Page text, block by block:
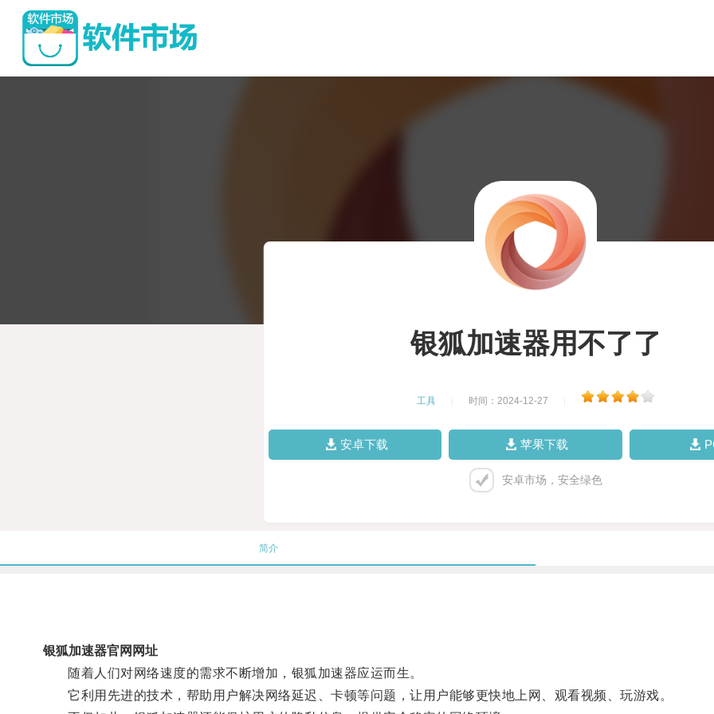
银狐加速器用不了了
工具 时间：2024-12-27
安卓下载 苹果下载
安卓市场，安全绿色
简介
银狐加速器官网网址
随着人们对网络速度的需求不断增加，银狐加速器应运而生。
它利用先进的技术，帮助用户解决网络延迟、卡顿等问题，让用户能够更快地上网、观看视频、玩游戏。